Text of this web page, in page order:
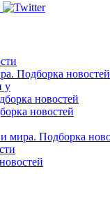
Подборка новостей
у
новостей
новостей
мира. Подборка